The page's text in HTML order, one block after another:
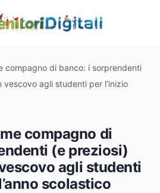
compagno di banco: i sorprendenti
agli studenti per l’inizio
compagno di
(e preziosi)
agli studenti
scolastico